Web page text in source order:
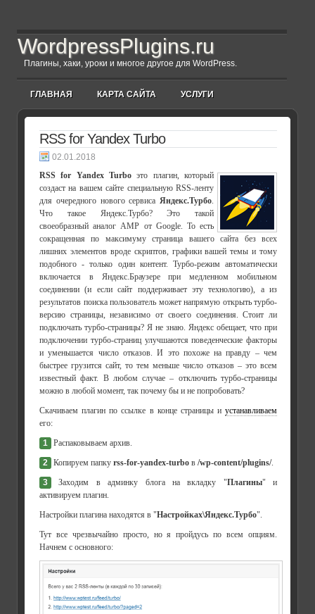
WordpressPlugins.ru
Плагины, хаки, уроки и многое другое для WordPress.
ГЛАВНАЯ КАРТА САЙТА УСЛУГИ
RSS for Yandex Turbo
02.01.2018
RSS for Yandex Turbo это плагин, который
создаст на вашем сайте специальную RSS-ленту
для очередного нового сервиса Яндекс.Турбо.
Что такое Яндекс.Турбо? Это такой
своеобразный аналог AMP от Google. То есть
сокращенная по максимуму страница вашего сайта без всех
лишних элементов вроде скриптов, графики вашей темы и тому
подобного - только один контент. Турбо-режим автоматически
включается в Яндекс.Браузере при медленном мобильном
соединении (и если сайт поддерживает эту технологию), а из
результатов поиска пользователь может напрямую открыть турбо-
версию страницы, независимо от своего соединения. Стоит ли
подключать турбо-страницы? Я не знаю. Яндекс обещает, что при
подключении турбо-страниц улучшаются поведенческие факторы
и уменьшается число отказов. И это похоже на правду – чем
быстрее грузится сайт, то тем меньше число отказов – это всем
известный факт. В любом случае – отключить турбо-страницы
можно в любой момент, так почему бы и не попробовать?
Скачиваем плагин по ссылке в конце страницы и устанавливаем
его:
1 Распаковываем архив.
2 Копируем папку rss-for-yandex-turbo в /wp-content/plugins/.
3
Заходим в админку блога на вкладку "Плагины" и
активируем плагин.
Настройки плагина находятся в "Настройках\Яндекс.Турбо".
Тут все чрезвычайно просто, но я пройдусь по всем опциям.
Начнем с основного: